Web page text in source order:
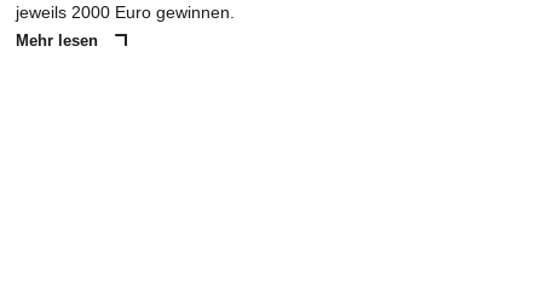
jeweils 2000 Euro gewinnen.
Mehr lesen